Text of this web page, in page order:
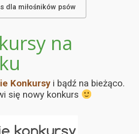
dla miłośników psów
na
Konkursy i bądź na bieżąco.
się nowy konkurs